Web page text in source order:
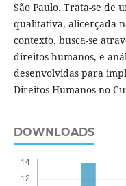
São Paulo. Trata-se de
qualitativa, alicerçada
contexto, busca-se
direitos humanos, e
desenvolvidas para
Direitos Humanos no
DOWNLOADS